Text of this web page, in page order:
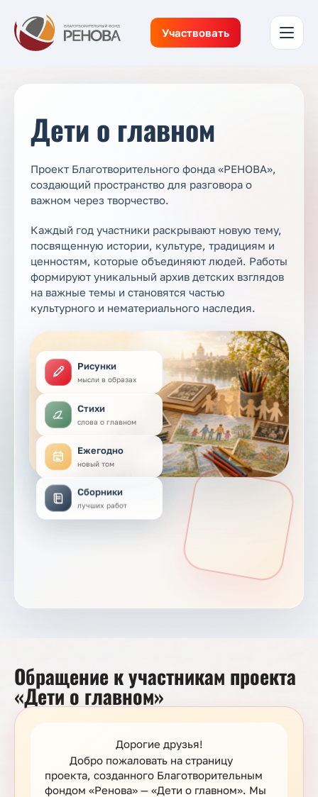
Участвовать
Дети о главном
Проект Благотворительного фонда «РЕНОВА»,
создающий пространство для разговора о
важном через творчество.
Каждый год участники раскрывают новую тему,
посвященную истории, культуре, традициям и
ценностям, которые объединяют людей. Работы
формируют уникальный архив детских взглядов
на важные темы и становятся частью
культурного и нематериального наследия.
Рисунки
мысли в образах
Стихи
слова о главном
Ежегодно
новый том
Сборники
лучших работ
Обращение к участникам проекта
«Дети о главном»
Дорогие друзья!
Добро пожаловать на страницу
проекта, созданного Благотворительным
фондом «Ренова» — «Дети о главном». Мы